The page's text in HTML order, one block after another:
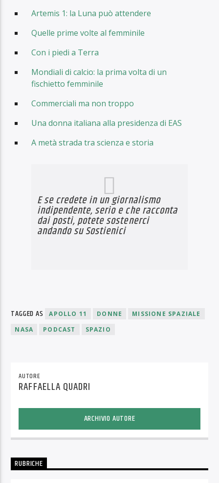
Artemis 1: la Luna può attendere
Quelle prime volte al femminile
Con i piedi a Terra
Mondiali di calcio: la prima volta di un
fischietto femminile
Commerciali ma non troppo
Una donna italiana alla presidenza di EAS
A metà strada tra scienza e storia
E se credete in un giornalismo
indipendente, serio e che racconta
dai posti, potete sostenerci
andando suSostienici
TAGGED AS APOLLO 11 DONNE
MISSIONE SPAZIALE
NASA
PODCAST SPAZIO
AUTORE
RAFFAELLA QUADRI
ARCHIVIO AUTORE
RUBRICHE